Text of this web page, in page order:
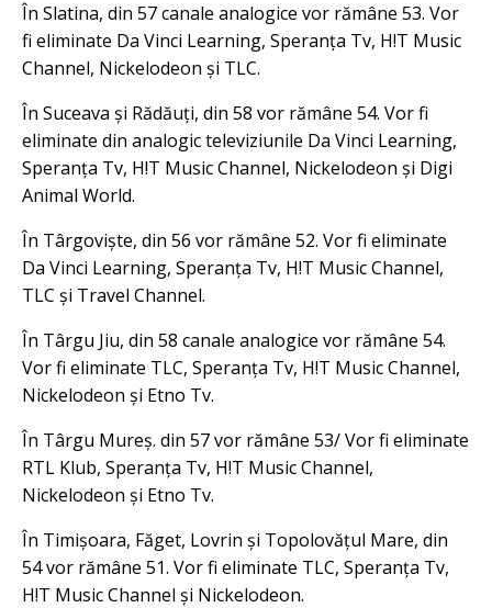
În Slatina, din 57 canale analogice vor rămâne 53. Vor
fi eliminate Da Vinci Learning, Speranța Tv, H!T Music
Channel, Nickelodeon și TLC.
În Suceava și Rădăuți, din 58 vor rămâne 54. Vor fi
eliminate din analogic televiziunile Da Vinci Learning,
Speranța Tv, H!T Music Channel, Nickelodeon și Digi
Animal World.
În Târgoviște, din 56 vor rămâne 52. Vor fi eliminate
Da Vinci Learning, Speranța Tv, H!T Music Channel,
TLC și Travel Channel.
În Târgu Jiu, din 58 canale analogice vor rămâne 54.
Vor fi eliminate TLC, Speranța Tv, H!T Music Channel,
Nickelodeon și Etno Tv.
În Târgu Mureș. din 57 vor rămâne 53/ Vor fi eliminate
RTL Klub, Speranța Tv, H!T Music Channel,
Nickelodeon și Etno Tv.
În Timișoara, Făget, Lovrin și Topolovățul Mare, din
54 vor rămâne 51. Vor fi eliminate TLC, Speranța Tv,
H!T Music Channel și Nickelodeon.